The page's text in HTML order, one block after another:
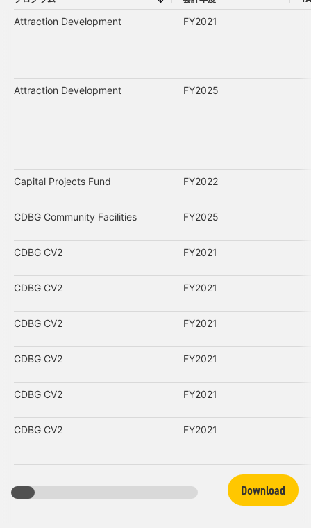
Attraction Development FY2021
Attraction Development FY2025
Capital Projects Fund FY2022
CDBG Community Facilities FY2025
CDBG CV2 FY2021
CDBG CV2 FY2021
CDBG CV2 FY2021
CDBG CV2 FY2021
CDBG CV2 FY2021
CDBG CV2 FY2021
Download